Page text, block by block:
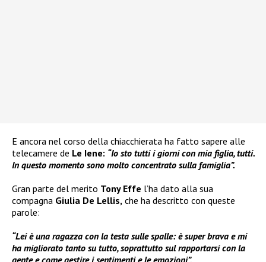
E ancora nel corso della chiacchierata ha fatto sapere alle
telecamere de Le Iene: “Io sto tutti i giorni con mia figlia, tutti.
In questo momento sono molto concentrato sulla famiglia”.
Gran parte del merito Tony Effe l’ha dato alla sua
compagna Giulia De Lellis, che ha descritto con queste
parole:
“Lei è una ragazza con la testa sulle spalle: è super brava e mi
ha migliorato tanto su tutto, soprattutto sul rapportarsi con la